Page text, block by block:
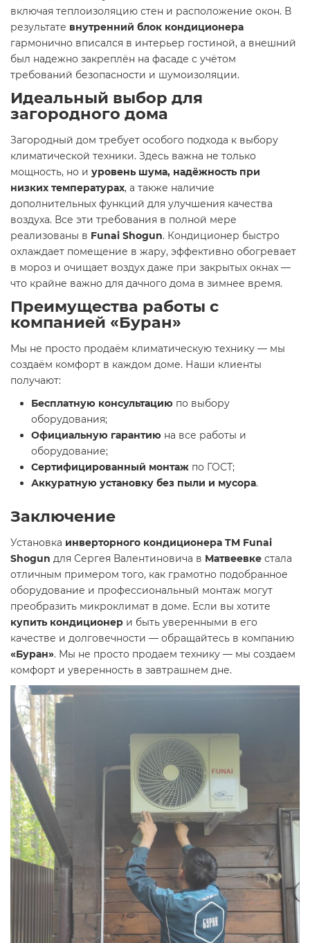
включая теплоизоляцию стен и расположение окон. В
результате внутренний блок кондиционера
гармонично вписался в интерьер гостиной, а внешний
был надежно закреплён на фасаде с учётом
требований безопасности и шумоизоляции.
Идеальный выбор для
загородного дома
Загородный дом требует особого подхода к выбору
климатической техники. Здесь важна не только
мощность, но и уровень шума, надёжность при
низких температурах, а также наличие
дополнительных функций для улучшения качества
воздуха. Все эти требования в полной мере
реализованы в Funai Shogun. Кондиционер быстро
охлаждает помещение в жару, эффективно обогревает
в мороз и очищает воздух даже при закрытых окнах —
что крайне важно для дачного дома в зимнее время.
Преимущества работы с
компанией «Буран»
Мы не просто продаём климатическую технику — мы
создаём комфорт в каждом доме. Наши клиенты
получают:
Бесплатную консультацию по выбору
оборудования;
Официальную гарантию на все работы и
оборудование;
Сертифицированный монтаж по ГОСТ;
Аккуратную установку без пыли и мусора.
Заключение
Установка инверторного кондиционера TM Funai
Shogun для Сергея Валентиновича в Матвеевке стала
отличным примером того, как грамотно подобранное
оборудование и профессиональный монтаж могут
преобразить микроклимат в доме. Если вы хотите
купить кондиционер и быть уверенными в его
качестве и долговечности — обращайтесь в компанию
«Буран». Мы не просто продаем технику — мы создаем
комфорт и уверенность в завтрашнем дне.